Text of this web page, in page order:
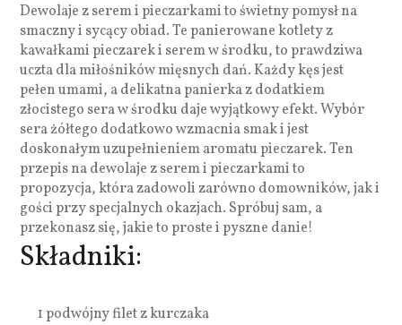
Dewolaje z serem i pieczarkami to świetny pomysł na
smaczny i sycący obiad. Te panierowane kotlety z
kawałkami pieczarek i serem w środku, to prawdziwa
uczta dla miłośników mięsnych dań. Każdy kęs jest
pełen umami, a delikatna panierka z dodatkiem
złocistego sera w środku daje wyjątkowy efekt. Wybór
sera żółtego dodatkowo wzmacnia smak i jest
doskonałym uzupełnieniem aromatu pieczarek. Ten
przepis na dewolaje z serem i pieczarkami to
propozycja, która zadowoli zarówno domowników, jak i
gości przy specjalnych okazjach. Spróbuj sam, a
przekonasz się, jakie to proste i pyszne danie!
Składniki:
1 podwójny filet z kurczaka